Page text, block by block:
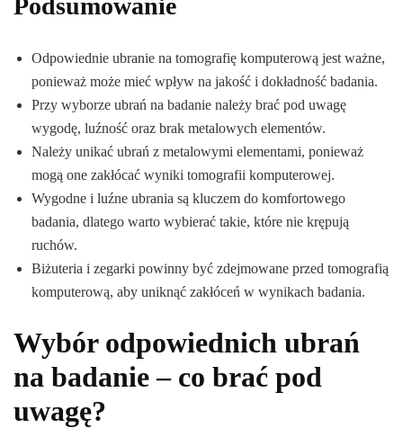
Podsumowanie
Odpowiednie ubranie na tomografię komputerową jest ważne,
ponieważ może mieć wpływ na jakość i dokładność badania.
Przy wyborze ubrań na badanie należy brać pod uwagę
wygodę, luźność oraz brak metalowych elementów.
Należy unikać ubrań z metalowymi elementami, ponieważ
mogą one zakłócać wyniki tomografii komputerowej.
Wygodne i luźne ubrania są kluczem do komfortowego
badania, dlatego warto wybierać takie, które nie krępują
ruchów.
Biżuteria i zegarki powinny być zdejmowane przed tomografią
komputerową, aby uniknąć zakłóceń w wynikach badania.
Wybór odpowiednich ubrań
na badanie – co brać pod
uwagę?